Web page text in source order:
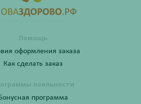
Помощь
оформления заказа
Как сделать заказ
лояльности
программа